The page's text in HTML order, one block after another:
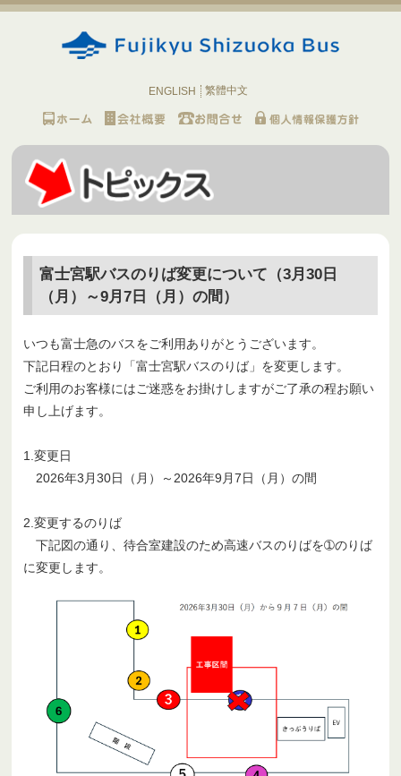
ENGLISH 繁體中文
富士宮駅バスのりば変更について（3月30日
（月）～9月7日（月）の間）
いつも富士急のバスをご利用ありがとうございます。
下記日程のとおり「富士宮駅バスのりば」を変更します。
ご利用のお客様にはご迷惑をお掛けしますがご了承の程お願い
申し上げます。
1.変更日
2026年3月30日（月）～2026年9月7日（月）の間
2.変更するのりば
下記図の通り、待合室建設のため高速バスのりばを➀のりば
に変更します。